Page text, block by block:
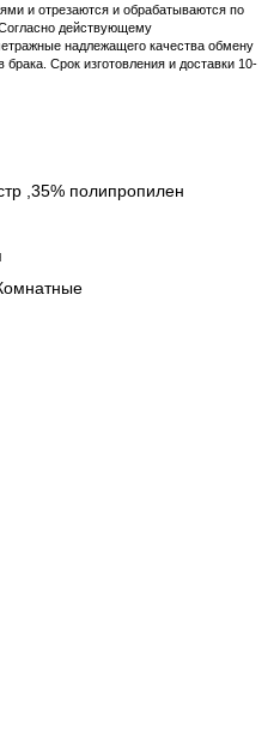
и отрезаются и обрабатываются по
действующему
надлежащего качества обмену
Срок изготовления и доставки 10-
,35% полипропилен